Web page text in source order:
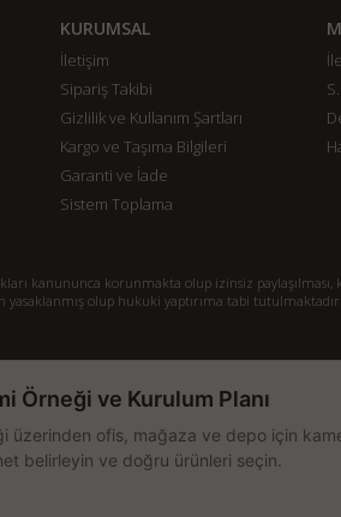
KURUMSAL
İletişim
Sipariş Takibi
Gizlilik ve Kullanım Şartları
Kargo ve Taşıma Bilgileri
Garanti ve İade
Sistem Toplama
kanununca korunmakta olup izinsiz paylaşılması,
yasaklanmış olup hukuki yaptırıma tabi tutulmaktadır.
Örneği ve Kurulum Planı
ofis, mağaza ve depo için
belirleyin ve doğru ürünleri seçin.